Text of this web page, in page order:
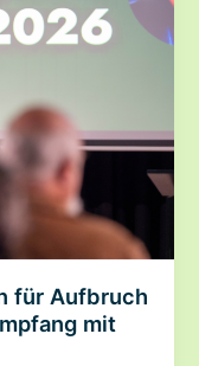
für Aufbruch
mit